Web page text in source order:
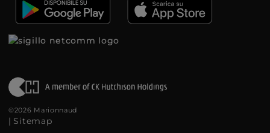
©2026 Marionnaud
| Sitemap